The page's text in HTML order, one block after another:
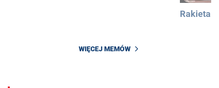
Rakieta
WIĘCEJ MEMÓW